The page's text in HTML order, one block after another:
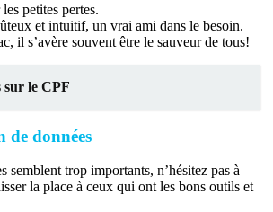
petites pertes.
et intuitif, un vrai ami dans le besoin.
il s’avère souvent être le sauveur de tous!
sur le CPF
de données
semblent trop importants, n’hésitez pas à
la place à ceux qui ont les bons outils et